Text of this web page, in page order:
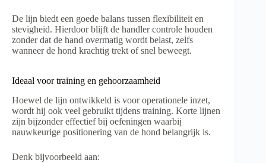
De lijn biedt een goede balans tussen flexibiliteit en
stevigheid. Hierdoor blijft de handler controle houden
zonder dat de hand overmatig wordt belast, zelfs
wanneer de hond krachtig trekt of snel beweegt.
Ideaal voor training en gehoorzaamheid
Hoewel de lijn ontwikkeld is voor operationele inzet,
wordt hij ook veel gebruikt tijdens training. Korte lijnen
zijn bijzonder effectief bij oefeningen waarbij
nauwkeurige positionering van de hond belangrijk is.
Denk bijvoorbeeld aan: